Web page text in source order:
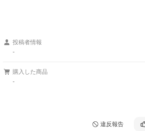
投稿者情報
-
購入した商品
-
違反報告